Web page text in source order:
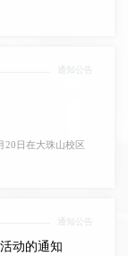
通知公告
20日在大珠山校区
通知公告
动的通知